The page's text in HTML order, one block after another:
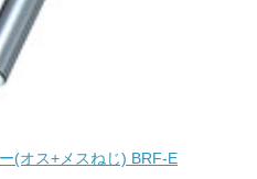
(オス+メスねじ) BRF-E